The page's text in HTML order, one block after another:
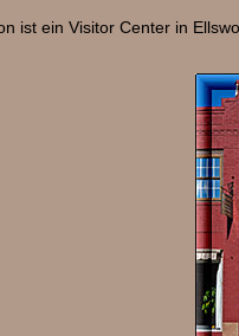
ist ein Visitor Center in